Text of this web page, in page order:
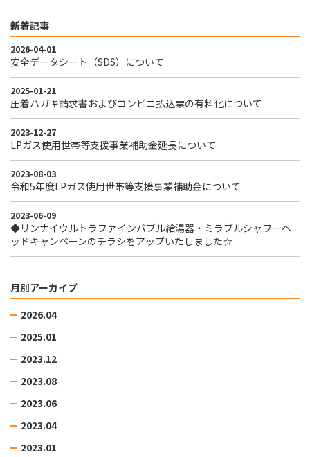
新着記事
2026-04-01
安全データシート（SDS）について
2025-01-21
圧着ハガキ請求書およびコンビニ払込票の有料化について
2023-12-27
LPガス使用世帯等支援事業補助金延長について
2023-08-03
令和5年度LPガス使用世帯等支援事業補助金について
2023-06-09
◆リンナイウルトラファインバブル給湯器・ミラブルシャワーヘ
ッドキャンペーンのチラシをアップいたしました☆
月別アーカイブ
2026.04
2025.01
2023.12
2023.08
2023.06
2023.04
2023.01